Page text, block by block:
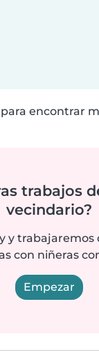
encontrar
trabajos
vecindario?
y trabajaremos
con niñeras
Empezar